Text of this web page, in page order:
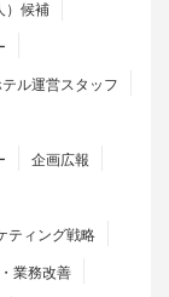
）候補
テル運営スタッフ
企画広報
ティング戦略
業務改善